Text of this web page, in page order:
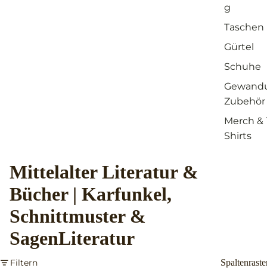
g
Taschen
Gürtel
Schuhe
Zubehör
Merch &
Shirts
Mittelalter Literatur &
Bücher | Karfunkel,
Schnittmuster &
SagenLiteratur
Filtern